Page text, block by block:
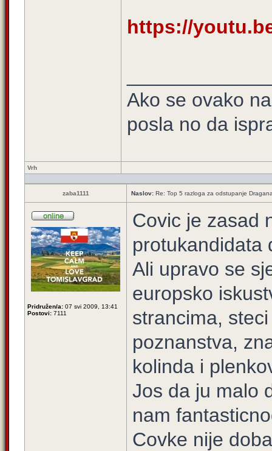
https://
Ako se ovako
posla no da
Vrh
zaba1111 Naslov: Re: Top 5 razloga za odstupanje
Pridružen/a: 07 svi 2009, 13:41
Postovi: 7111
Covic je zasad
protukandidata
Ali upravo se
europsko
strancima,
poznanstva,
kolinda i
Jos da ju malo
nam
Covke nije